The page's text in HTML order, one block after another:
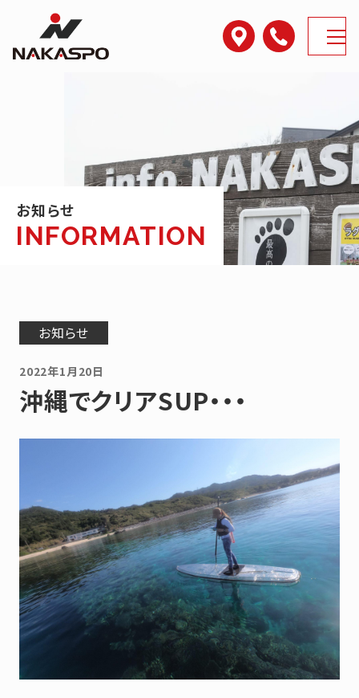
アクセス電話番号
MENU
お知らせ
お知らせ
2022年1月20日
沖縄でクリアSUP・・・